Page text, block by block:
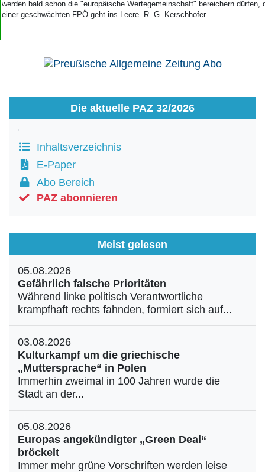
Kontakt
werden bald schon die "europäische Wertegemeinschaft" bereichern dürfen,
einer geschwächten FPÖ geht ins Leere. R. G. Kerschhofer
Die aktuelle PAZ 32/2026
Inhaltsverzeichnis
E-Paper
Abo Bereich
PAZ abonnieren
Meist gelesen
05.08.2026
Gefährlich falsche Prioritäten
Während linke politisch Verantwortliche
krampfhaft rechts fahnden, formiert sich auf...
03.08.2026
Kulturkampf um die griechische
„Muttersprache“ in Polen
Immerhin zweimal in 100 Jahren wurde die
Stadt an der...
05.08.2026
Europas angekündigter „Green Deal“
bröckelt
Immer mehr grüne Vorschriften werden leise